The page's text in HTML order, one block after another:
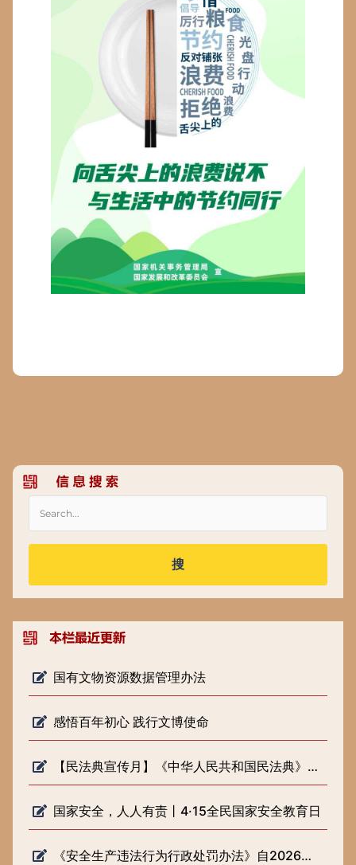
搜
国有文物资源数据管理办法
感悟百年初心 践行文博使命
【民法典宣传月】《中华人民共和国民法典》知识普及
国家安全，人人有责丨4·15全民国家安全教育日
《安全生产违法行为行政处罚办法》自2026年2月1日起施行